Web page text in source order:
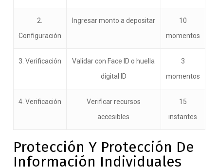
2.
Configuración
Ingresar monto a depositar
10
momentos
3. Verificación
Validar con Face ID o huella
digital ID
3
momentos
4. Verificación
Verificar recursos
accesibles
15
instantes
Protección Y Protección De
Información Individuales